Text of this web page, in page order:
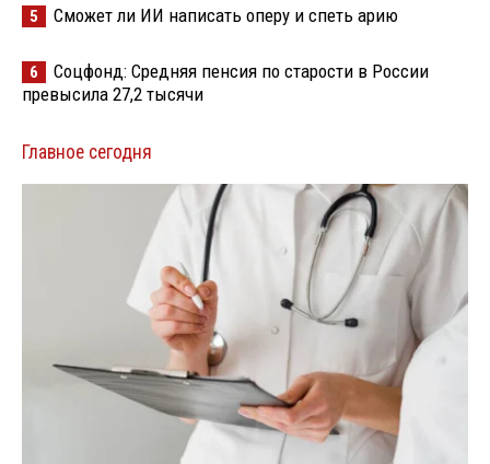
5 Сможет ли ИИ написать оперу и спеть арию
6
Соцфонд: Средняя пенсия по старости в России
превысила 27,2 тысячи
Главное сегодня